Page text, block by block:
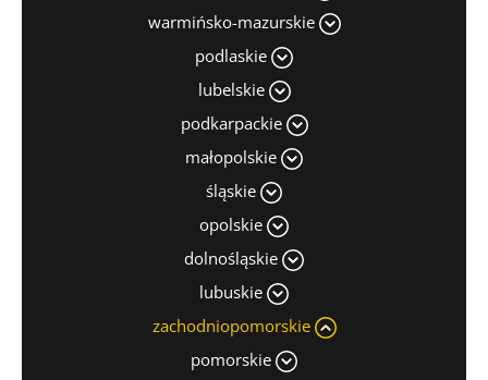
warmińsko-mazurskie
podlaskie
lubelskie
podkarpackie
małopolskie
śląskie
opolskie
dolnośląskie
lubuskie
zachodniopomorskie
pomorskie